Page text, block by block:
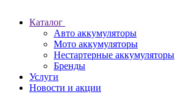
Каталог
Авто аккумуляторы
Мото аккумуляторы
Нестартерные аккумуляторы
Бренды
Услуги
Новости и акции